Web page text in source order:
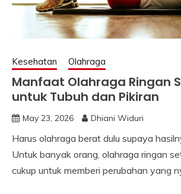
Kesehatan Olahraga
Manfaat Olahraga Ringan
untuk Tubuh dan Pikiran
May 23, 2026 Dhiani Widuri
Harus olahraga berat dulu supaya
Untuk banyak orang, olahraga ringan
cukup untuk memberi perubahan yang